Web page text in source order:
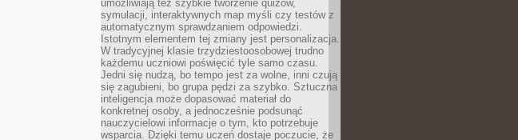
umożliwiają też szybkie tworzenie quizów,
symulacji, interaktywnych map myśli czy testów z
automatycznym sprawdzaniem odpowiedzi.
Istotnym elementem tej zmiany jest personalizacja.
W tradycyjnej klasie trzydziestoosobowej trudno
każdemu uczniowi poświęcić tyle samo czasu.
Jedni się nudzą, bo tempo jest za wolne, inni czują
się zagubieni, bo grupa pędzi za szybko. Sztuczna
inteligencja może dopasować materiał do
konkretnej osoby, a jednocześnie podsunąć
nauczycielowi informacje o tym, kto potrzebuje
wsparcia. Dzięki temu uczeń dostaje poczucie, że